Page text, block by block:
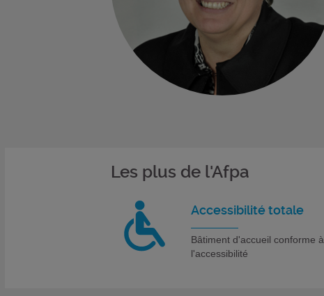
Les plus de l'Afpa
Accessibilité totale
Bâtiment d'accueil conforme à
l'accessibilité